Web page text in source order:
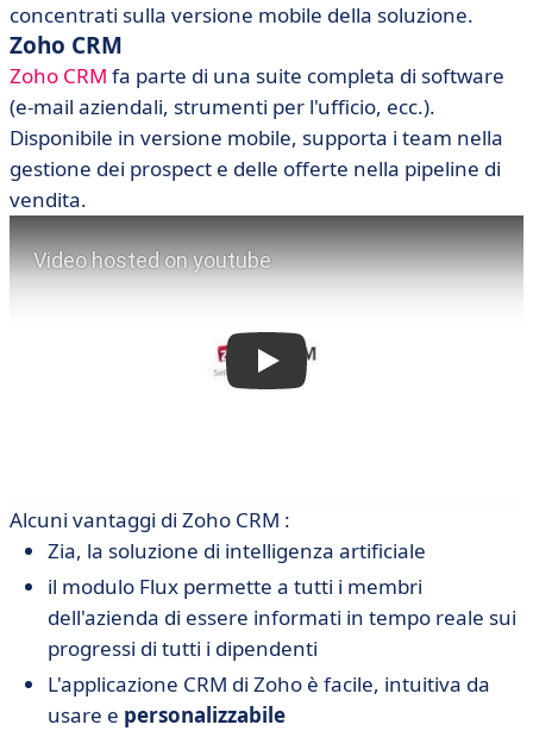
concentrati sulla versione mobile della soluzione.
Zoho CRM
Zoho CRM fa parte di una suite completa di software
(e-mail aziendali, strumenti per l'ufficio, ecc.).
Disponibile in versione mobile, supporta i team nella
gestione dei prospect e delle offerte nella pipeline di
vendita.
Alcuni vantaggi di Zoho CRM :
Zia, la soluzione di intelligenza artificiale
il modulo Flux permette a tutti i membri
dell'azienda di essere informati in tempo reale sui
progressi di tutti i dipendenti
L'applicazione CRM di Zoho è facile, intuitiva da
usare e personalizzabile